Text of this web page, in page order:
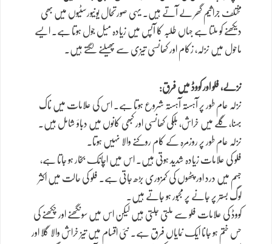
مختلف جراثیم گھر لے آتے ہیں۔ یہی صورتحال یونیورسٹیوں میں بھی
دیکھنے کو ملتا ہے جہاں طلبہ کا آپس میں زیادہ میل جول ہوتا ہے۔ ایسے
ماحول میں نزلہ، زکام اور کھانسی تیزی سے پھیلنے لگتے ہیں۔
نزلے، فلو اور کووڈ میں فرق:
نزلہ عام طور پر آہستہ آہستہ شروع ہوتا ہے۔ اس کی علامات میں ناک
بہنا، گلے میں خراش، ہلکی کھانسی اور کبھی کانوں میں دباؤ شامل ہیں۔
نزلہ عام طور پر روزمرہ کے کام روکنے والا نہیں ہوتا۔
فلو کی علامات زیادہ شدید ہوتی ہیں۔ اس میں اچانک بخار ہو جاتا ہے،
جسم میں درد اور پٹھوں کی کمزوری بڑھ جاتی ہے۔ فلو کی حالت میں اکثر
لوگ بستر پر جانے پر مجبور ہو جاتے ہیں۔
کووڈ کی علامات فلو سے ملتی جلتی ہیں لیکن اس میں سونگھنے اور چکھنے کی
حس ختم ہو جانا ایک نمایاں فرق ہے۔ نئی اقسام میں تیز خراش والا گلا اور